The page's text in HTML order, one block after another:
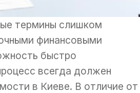
термины слишком
финансовыми
быстро
всегда должен
в Киеве. В отличие от